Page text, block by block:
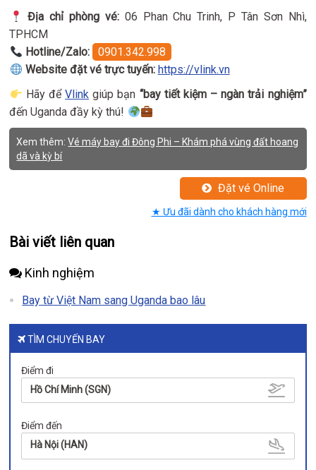
Địa chỉ phòng vé:06 Phan Chu Trinh, P Tân Sơn Nhì,
TPHCM
Hotline/Zalo:
0901.342.998
Website đặt vé trực tuyến: https://vlink.vn
Hãy đểVlink giúp bạn “bay tiết kiệm – ngàn trải nghiệm”
đến Uganda đầy kỳ thú!
Xem thêm:Vé máy bay đi Đông Phi – Khám phá vùng đất hoang
dã và kỳ bí
Đặt vé Online
★ Ưu đãi dành cho khách hàng mới
Bài viết liên quan
Kinh nghiệm
Bay từ Việt Nam sang Uganda bao lâu
TÌM CHUYẾN BAY
Điểm đi
Hồ Chí Minh (SGN)
Điểm đến
Hà Nội (HAN)